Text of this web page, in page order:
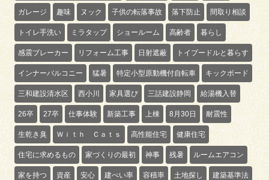
ガレージ 趣味 ヌック 子供の転落事故 落下防止 間取り相談
トイレ手洗い ミラタップ ショールーム 高齢者 暮らし
感震ブレーカー リフォーム工事 日射遮蔽 トイプードルと暮らす
インナーバルコニー 猛暑 特定小型原動機付自転車 キックボード
三和建設清水区 西小川 家具選び 三話建設静岡 給湯機入替
26卒 27卒 仕事体験 新築工事 上棟 8月30日 耐震性
生乾き臭 Ｗｉｔｈ Ｃａｔｓ 高性能住宅 健康住宅
住宅に求めるもの 家づくりの最初 神事 残暑 ルームエアコン
家を持つ 資産 安心 建ぺい率 容積率 土地探し 建築基準法